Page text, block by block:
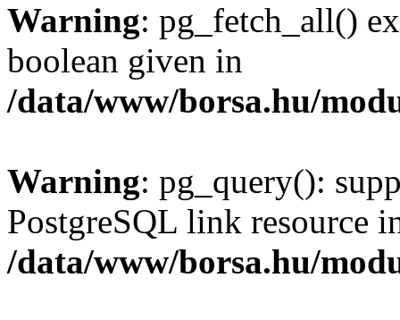
Warning: pg_fetch_all()
boolean given in
/data/www/borsa.hu/
Warning: pg_query():
PostgreSQL link resource
/data/www/borsa.hu/